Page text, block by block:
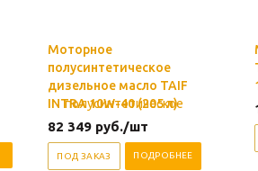
Моторное
полусинтетическое
дизельное масло TAIF
INTRA 10W-40 (205 л)
82 349 руб./шт
ПОД ЗАКАЗ ПОДРОБНЕЕ